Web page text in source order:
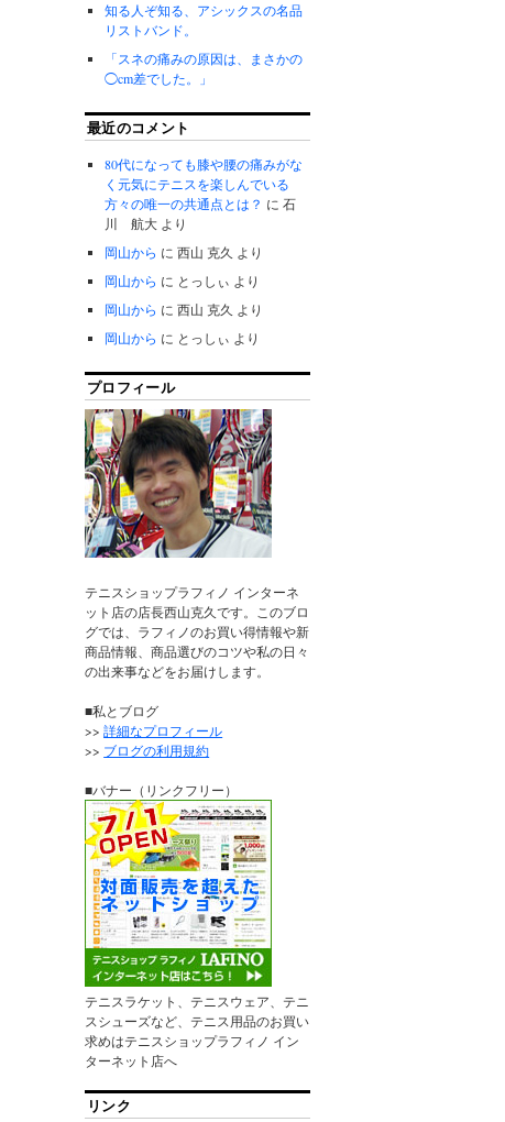
知る人ぞ知る、アシックスの名品
リストバンド。
「スネの痛みの原因は、まさかの
◯cm差でした。」
最近のコメント
80代になっても膝や腰の痛みがな
く元気にテニスを楽しんでいる
方々の唯一の共通点とは？ に石
川 航大 より
岡山から に西山 克久 より
岡山から に とっしぃ より
岡山から に西山 克久 より
岡山から に とっしぃ より
プロフィール
テニスショップラフィノ インターネ
ット店の店長西山克久です。このブロ
グでは、ラフィノのお買い得情報や新
商品情報、商品選びのコツや私の日々
の出来事などをお届けします。
■私とブログ
>>詳細なプロフィール
>> ブログの利用規約
■バナー（リンクフリー）
テニスラケット、テニスウェア、テニ
スシューズなど、テニス用品のお買い
求めはテニスショップラフィノ イン
ターネット店へ
リンク